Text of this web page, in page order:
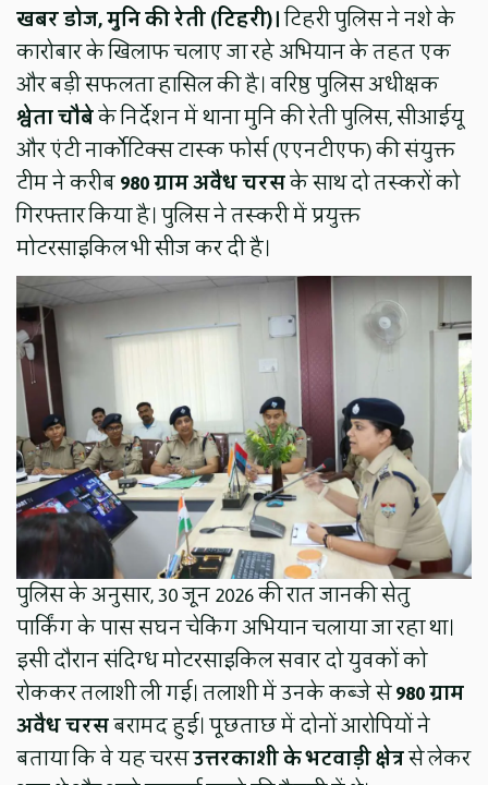
खबर डोज, मुनि की रेती (टिहरी)।टिहरी पुलिस ने नशे के
कारोबार के खिलाफ चलाए जा रहे अभियान के तहत एक
और बड़ी सफलता हासिल की है। वरिष्ठ पुलिस अधीक्षक
श्वेता चौबेके निर्देशन में थाना मुनि की रेती पुलिस, सीआईयू
और एंटी नार्कोटिक्स टास्क फोर्स (एएनटीएफ) की संयुक्त
टीम ने करीब980 ग्राम अवैध चरसके साथ दो तस्करों को
गिरफ्तार किया है। पुलिस ने तस्करी में प्रयुक्त
मोटरसाइकिल भी सीज कर दी है।
पुलिस के अनुसार, 30 जून 2026 की रात जानकी सेतु
पार्किंग के पास सघन चेकिंग अभियान चलाया जा रहा था।
इसी दौरान संदिग्ध मोटरसाइकिल सवार दो युवकों को
रोककर तलाशी ली गई। तलाशी में उनके कब्जे से980 ग्राम
अवैध चरसबरामद हुई। पूछताछ में दोनों आरोपियों ने
बताया कि वे यह चरसउत्तरकाशी के भटवाड़ी क्षेत्रसे लेकर